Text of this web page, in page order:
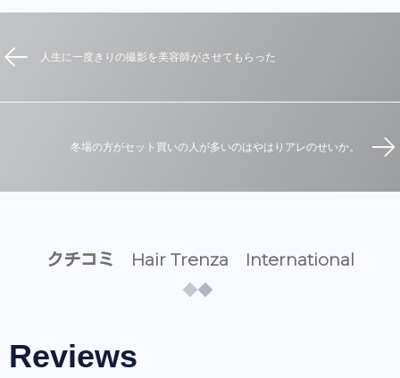
人生に一度きりの撮影を美容師がさせてもらった
冬場の方がセット買いの人が多いのはやはりアレのせいか。
クチコミ Hair Trenza International
Reviews